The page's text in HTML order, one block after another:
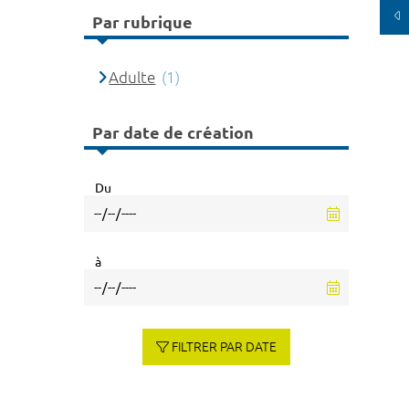
Par rubrique
Adulte (1)
Par date de création
Du
à
FILTRER PAR DATE